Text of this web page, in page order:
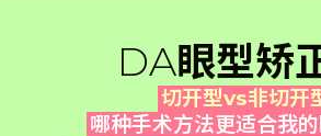
DA眼型矫
切开型vs非切开
哪种手术方法更适合我的